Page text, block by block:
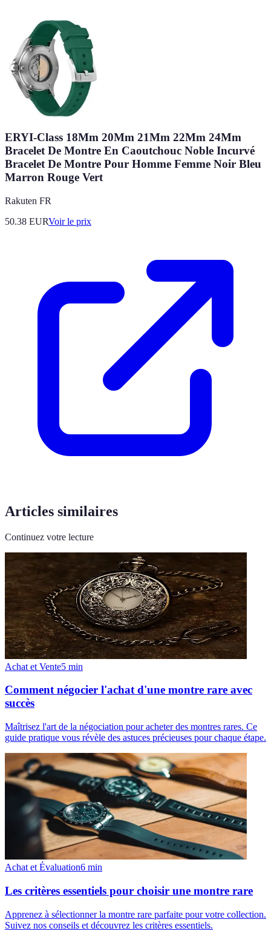
ERYI-Class 18Mm 20Mm 21Mm 22Mm 24Mm
Bracelet De Montre En Caoutchouc Noble Incurvé
Bracelet De Montre Pour Homme Femme Noir Bleu
Marron Rouge Vert
Rakuten FR
50.38 EURVoir le prix
Articles similaires
Continuez votre lecture
Achat et Vente5 min
Comment négocier l'achat d'une montre rare avec
succès
Maîtrisez l'art de la négociation pour acheter des montres rares. Ce
guide pratique vous révèle des astuces précieuses pour chaque étape.
Achat et Évaluation6 min
Les critères essentiels pour choisir une montre rare
Apprenez à sélectionner la montre rare parfaite pour votre collection.
Suivez nos conseils et découvrez les critères essentiels.